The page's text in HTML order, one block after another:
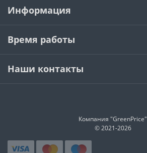
Информация
Время работы
Наши контакты
Компания "GreenPrice"
© 2021-2026